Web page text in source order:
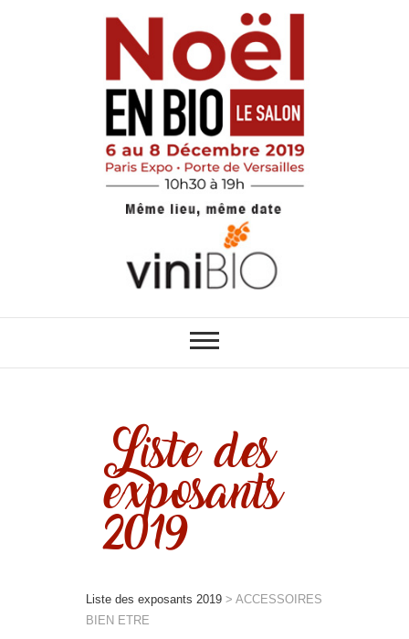
Liste des
exposants
2019
Liste des exposants 2019 > ACCESSOIRES
BIEN ETRE